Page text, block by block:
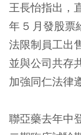
王長怡指出，
年 5 月發股票
法限制員工出
並與公司共存
加強同仁法律
聯亞藥去年中